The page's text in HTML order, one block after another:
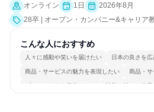
オンライン 1日
2026年8月
28卒 | オープン・カンパニー&キャリア
こんな人におすすめ
人々に感動や笑いを届けたい 日本の良さを広
商品・サービスの魅力を表現したい 商品・
プロジェクトを推進したい 情熱を持って仕事